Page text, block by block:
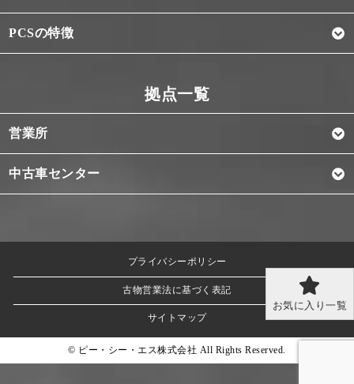
お気に入り一覧
PCSの特徴
営業所
中古車センター
プライバシーポリシー
古物営業法に基づく表記
サイトマップ
© ピー・シー・エス株式会社 All Rights Reserved.